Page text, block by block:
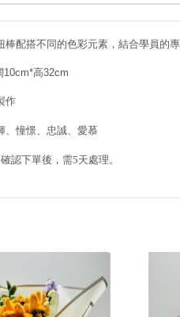
棒配搭不同的色彩元素，結合學員的
10cm*高32cm
作
、憧憬、忠誠、愛慕
認下單後，需5天處理。